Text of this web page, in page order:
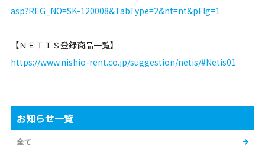
asp?REG_NO=SK-120008&TabType=2&nt=nt&pFlg=1
【ＮＥＴＩＳ登録商品一覧】
https://www.nishio-rent.co.jp/suggestion/netis/#Netis01
お知らせ一覧
全て